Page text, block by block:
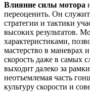
Влияние силы мотора
переоценить. Он
стратегии и тактики
высоких результатов.
характеристиками,
мастерство в маневрах
скорость даже в самых
выходит далеко за
неотъемлемая часть
культуру скорости и